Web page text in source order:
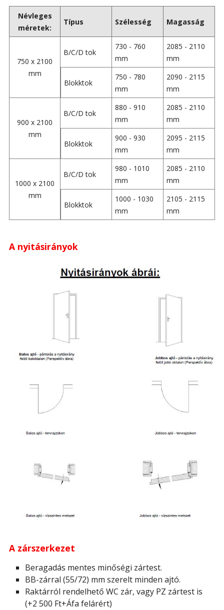
Névleges
méretek:
Típus Szélesség Magasság
750 x 2100
mm
B/C/D tok
730 - 760
mm
2085 - 2110
mm
Blokktok
750 - 780
mm
2090 - 2115
mm
900 x 2100
mm
B/C/D tok
880 - 910
mm
2085 - 2110
mm
Blokktok
900 - 930
mm
2095 - 2115
mm
1000 x 2100
mm
B/C/D tok
980 - 1010
mm
2085 - 2110
mm
Blokktok
1000 - 1030
mm
2105 - 2115
mm
A nyitásirányok
A zárszerkezet
Beragadás mentes minőségi zártest.
BB-zárral (55/72) mm szerelt minden ajtó.
Raktárról rendelhető WC zár, vagy PZ zártest is
(+2 500 Ft+Áfa felárért)